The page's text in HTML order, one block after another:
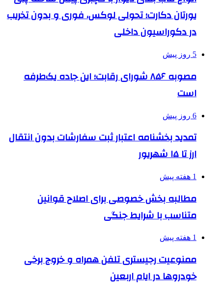
یورتان دکارت؛ تحولی لوکس، فوری و بدون تخریب
در دکوراسیون داخلی
5 روز پیش
مصوبه ۸۵۶ شورای رقابت؛ این جاده یک‌طرفه
است
6 روز پیش
تمدید بخشنامه اعتبار ثبت سفارشات بدون انتقال
ارز تا ۱۵ شهریور
1 هفته پیش
مطالبه بخش خصوصی برای اصلاح قوانین
متناسب با شرایط جنگی
1 هفته پیش
ممنوعیت رجیستری تلفن همراه و خروج برخی
خودروها در ایام اربعین